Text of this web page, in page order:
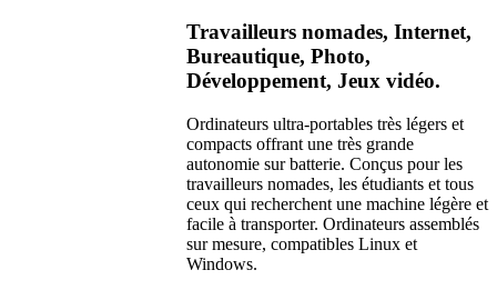
Travailleurs nomades, Internet,
Bureautique, Photo,
Développement, Jeux vidéo.
Ordinateurs ultra-portables très légers et
compacts offrant une très grande
autonomie sur batterie. Conçus pour les
travailleurs nomades, les étudiants et tous
ceux qui recherchent une machine légère et
facile à transporter. Ordinateurs assemblés
sur mesure, compatibles Linux et
Windows.